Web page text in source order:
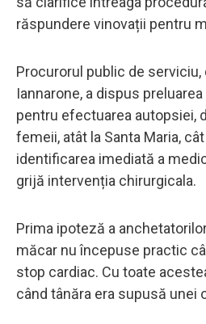
răspundere vinovații pentru
Procurorul public de serviciu,
Iannarone, a dispus
pentru efectuarea autopsiei,
femeii, atât la Santa Maria,
identificarea imediată a
grijă intervenția chirurgicala.
Prima ipoteză a
măcar nu începuse practic
stop cardiac. Cu toate
când tânăra era supusă unei